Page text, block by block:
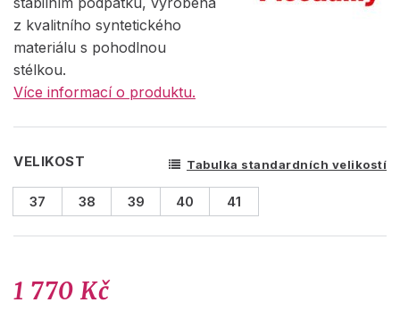
z kvalitního syntetického
materiálu s pohodlnou
stélkou.
Více informací o produktu.
VELIKOST Tabulka standardních velikostí
37 38 39 40 41
1 770 Kč